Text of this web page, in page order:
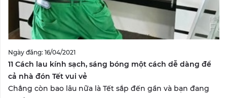
Ngày đăng: 16/04/2021
11 Cách lau kính sạch, sáng bóng một cách dễ dàng để
cả nhà đón Tết vui vẻ
Chẳng còn bao lâu nữa là Tết sắp đến gần và bạn đang